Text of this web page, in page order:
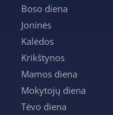
Boso diena
Joninės
Kalėdos
Krikštynos
Mamos diena
Mokytojų diena
Tėvo diena